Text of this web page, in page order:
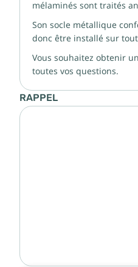
mélaminés sont traités
Son socle métallique
donc être installé sur
Vous souhaitez obtenir
toutes vos questions.
RAPPEL